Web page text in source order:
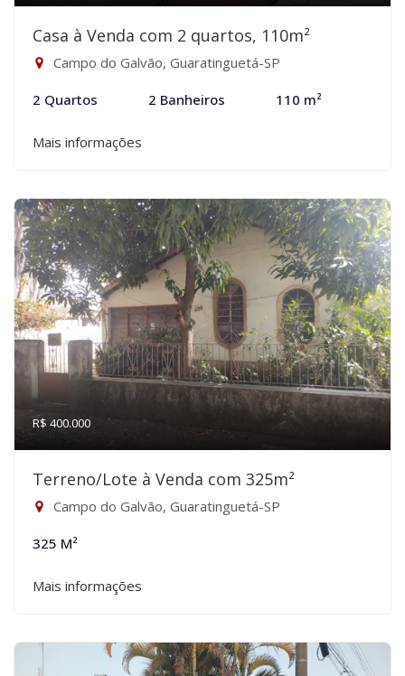
Casa à Venda com 2 quartos, 110m²
Campo do Galvão, Guaratinguetá-SP
2 Quartos 2 Banheiros 110 m²
Mais informações
R$ 400.000
Terreno/Lote à Venda com 325m²
Campo do Galvão, Guaratinguetá-SP
325 M²
Mais informações